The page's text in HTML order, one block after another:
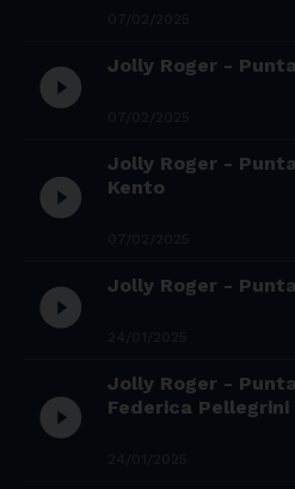
play_circle_filled Jolly Roger -
play_circle_filled
Jolly Roger -
Kento
play_circle_filled Jolly Roger -
play_circle_filled
Jolly Roger -
Federica Pellegrini